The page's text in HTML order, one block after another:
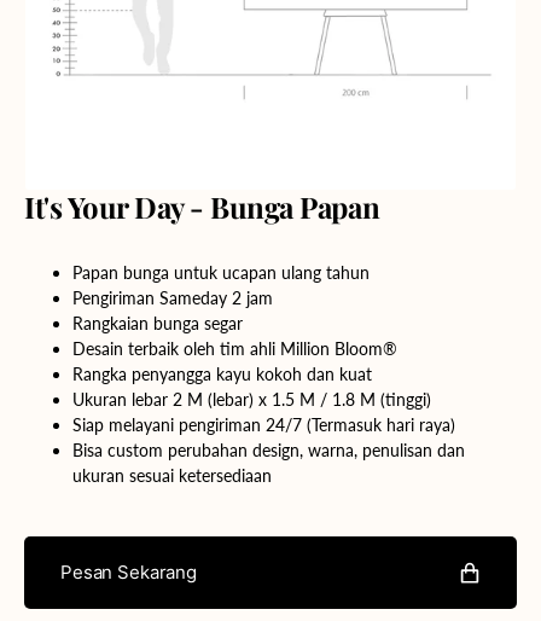
It's Your Day - Bunga Papan
Papan bunga untuk ucapan ulang tahun
Pengiriman Sameday 2 jam
Rangkaian bunga segar
Desain terbaik oleh tim ahli Million Bloom®
Rangka penyangga kayu kokoh dan kuat
Ukuran lebar 2 M (lebar) x 1.5 M / 1.8 M (tinggi)
Siap melayani pengiriman 24/7 (Termasuk hari raya)
Bisa custom perubahan design, warna, penulisan dan
ukuran sesuai ketersediaan
Pesan Sekarang